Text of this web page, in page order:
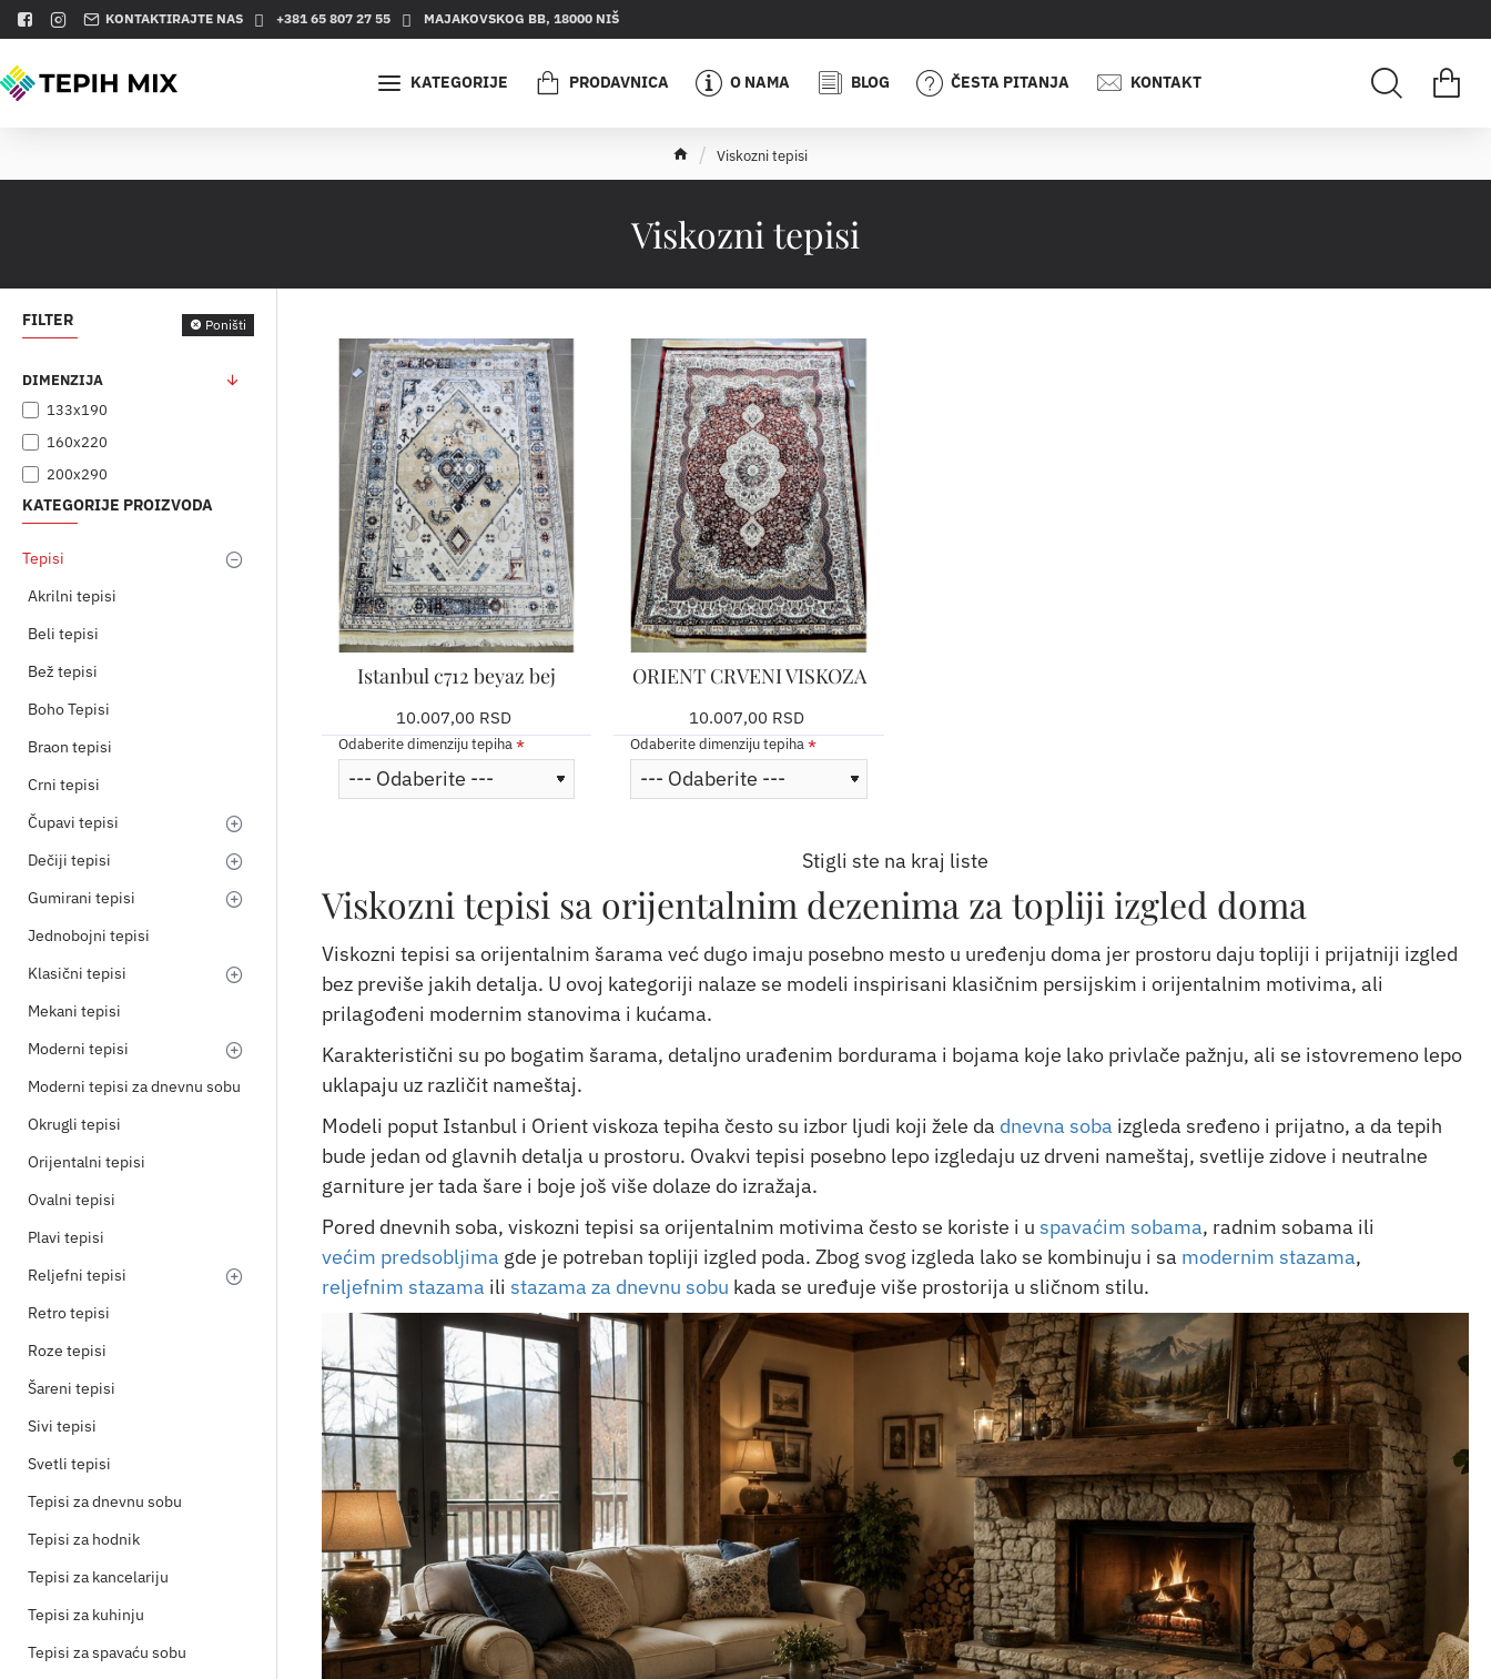
KONTAKTIRAJTE NAS +381 65 807 27 55 MAJAKOVSKOG BB, 18000 NIŠ
KATEGORIJE PRODAVNICA O NAMA BLOG ČESTA PITANJA KONTAKT
Viskozni tepisi
o
Viskozni tepisi
FILTER Poništi
DIMENZIJA
133x190
160x220
200x290
KATEGORIJE PROIZVODA
Tepisi
Akrilni tepisi
Beli tepisi
Bež tepisi
Boho Tepisi
Braon tepisi
Crni tepisi
Čupavi tepisi
Dečiji tepisi
Gumirani tepisi
Jednobojni tepisi
Klasični tepisi
Mekani tepisi
Moderni tepisi
Moderni tepisi za dnevnu sobu
Okrugli tepisi
Orijentalni tepisi
Ovalni tepisi
Plavi tepisi
Reljefni tepisi
Retro tepisi
Roze tepisi
Šareni tepisi
Sivi tepisi
Svetli tepisi
Tepisi za dnevnu sobu
Tepisi za hodnik
Tepisi za kancelariju
Tepisi za kuhinju
Tepisi za spavaću sobu
Viskozni tepisi sa orijentalnim dezenima za topliji izgled doma
Viskozni tepisi sa orijentalnim šarama već dugo imaju posebno mesto u uređenju doma jer prostoru daju topliji i prijatniji izgled
bez previše jakih detalja. U ovoj kategoriji nalaze se modeli inspirisani klasičnim persijskim i orijentalnim motivima, ali
prilagođeni modernim stanovima i kućama.
Karakteristični su po bogatim šarama, detaljno urađenim bordurama i bojama koje lako privlače pažnju, ali se istovremeno lepo
uklapaju uz različit nameštaj.
Modeli poput Istanbul i Orient viskoza tepiha često su izbor ljudi koji žele da dnevna soba izgleda sređeno i prijatno, a da tepih
bude jedan od glavnih detalja u prostoru. Ovakvi tepisi posebno lepo izgledaju uz drveni nameštaj, svetlije zidove i neutralne
garniture jer tada šare i boje još više dolaze do izražaja.
Pored dnevnih soba, viskozni tepisi sa orijentalnim motivima često se koriste i u spavaćim sobama, radnim sobama ili
većim predsoblјima gde je potreban topliji izgled poda. Zbog svog izgleda lako se kombinuju i sa modernim stazama,
reljefnim stazama ili stazama za dnevnu sobu kada se uređuje više prostorija u sličnom stilu.
Istanbul c712 beyaz bej
10.007,00 RSD
Odaberite dimenziju tepiha
ORIENT CRVENI VISKOZA
10.007,00 RSD
Odaberite dimenziju tepiha
Stigli ste na kraj liste